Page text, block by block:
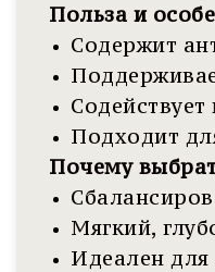
Польза и
Содержит
Подходит
Почему
Мягкий,
Идеален для